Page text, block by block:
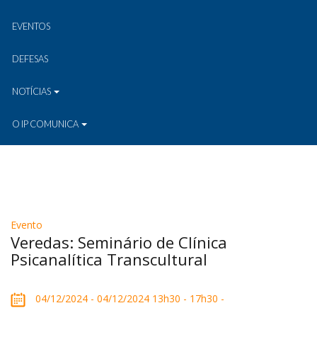
EVENTOS
DEFESAS
NOTÍCIAS
O IP COMUNICA
Evento
Veredas: Seminário de Clínica
Psicanalítica Transcultural
04/12/2024 - 04/12/2024 13h30 - 17h30 -